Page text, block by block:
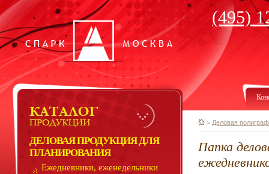
(495)
ДЕЛОВАЯ ПРОДУКЦИЯ ДЛЯ
ПЛАНИРОВАНИЯ
Ежедневники, еженедельники
> Деловая
Папка